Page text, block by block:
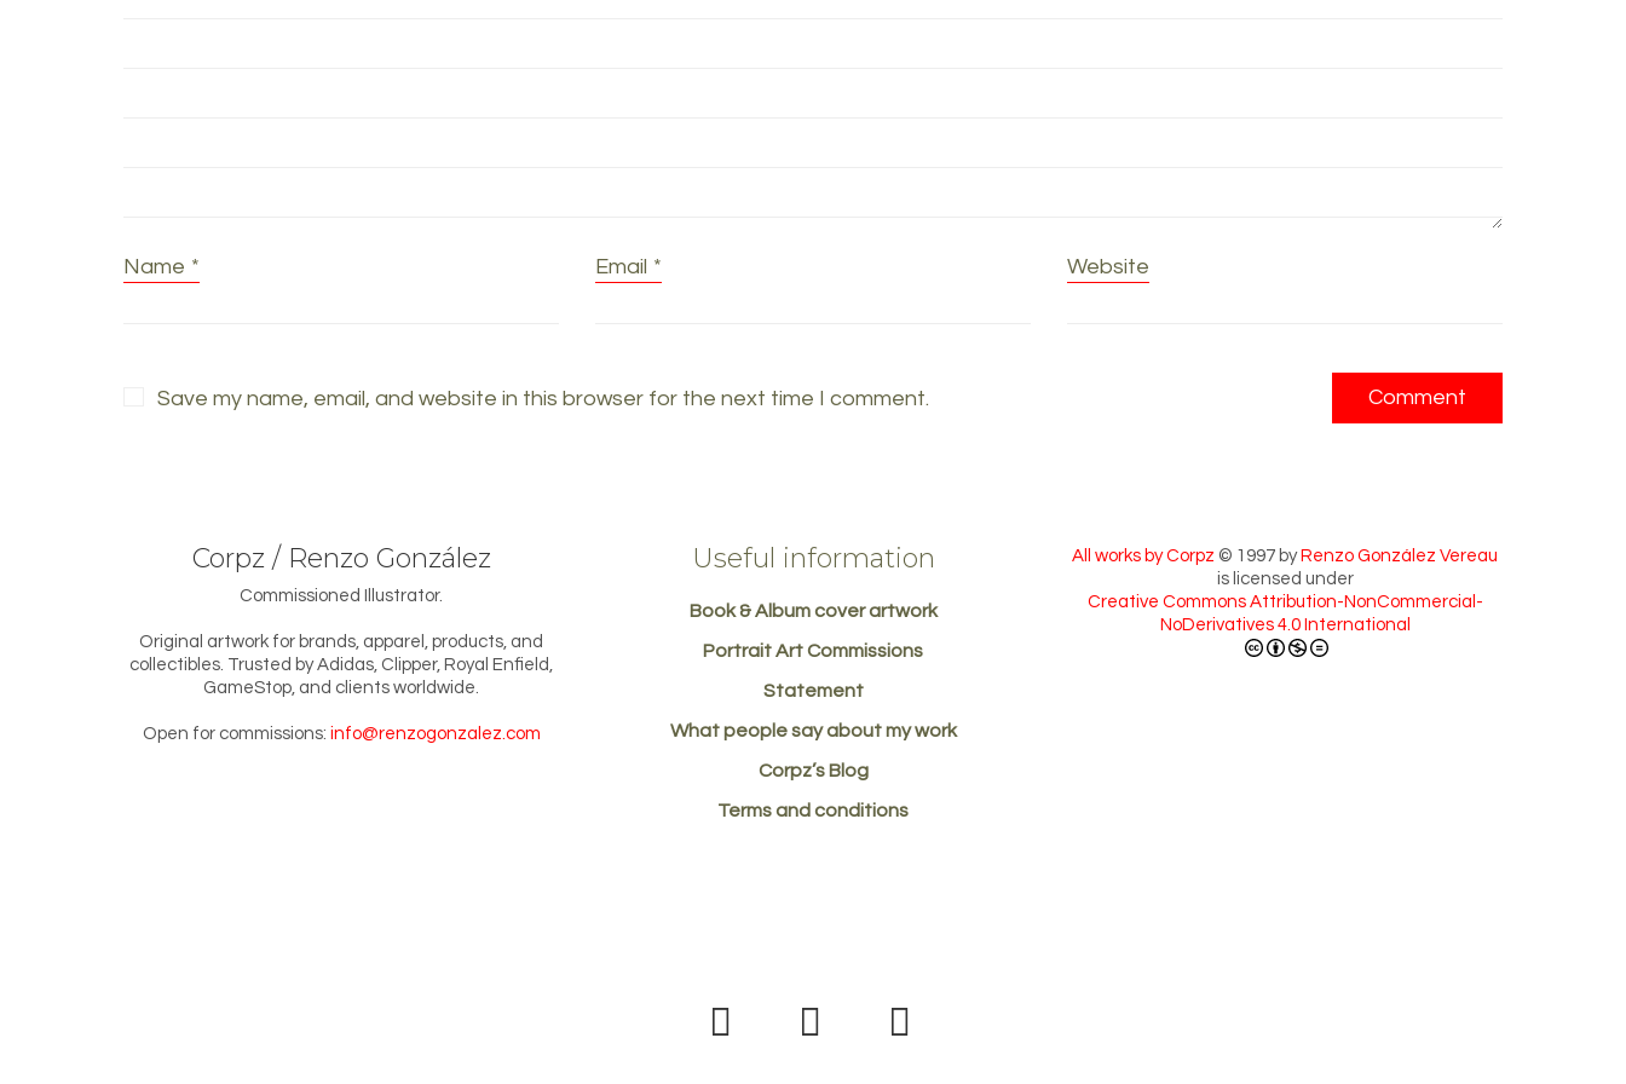
Name * Email * Website
Save my name, email, and website in this browser for the next time I comment.
Corpz / Renzo González
Commissioned Illustrator.
Original artwork for brands, apparel, products, and
collectibles. Trusted by Adidas, Clipper, Royal Enfield,
GameStop, and clients worldwide.
Open for commissions: info@renzogonzalez.com
Useful information
Book & Album cover artwork
Portrait Art Commissions
Statement
What people say about my work
Corpz’s Blog
Terms and conditions
All works by Corpz © 1997 byRenzo González Vereau
is licensed under
Creative Commons Attribution-NonCommercial-
NoDerivatives 4.0 International